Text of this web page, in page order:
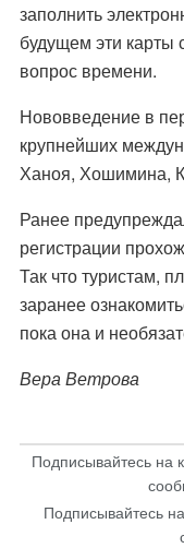
заполнить
будущем эти карты
вопрос времени.
Нововведение в
крупнейших
Ханоя, Хошимина,
Ранее
регистрации
Так что туристам,
заранее
пока она и
Вера Ветрова
Подписывайтесь
Подписывайтесь